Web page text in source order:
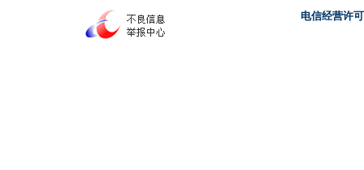
电信经营许